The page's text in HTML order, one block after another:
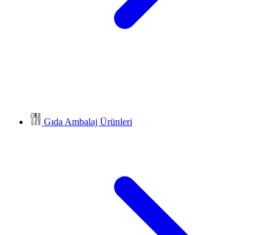
Gıda Ambalaj Ürünleri